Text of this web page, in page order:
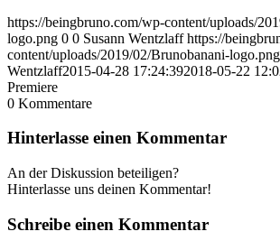
https://beingbruno.com/wp-content/uploads/
logo.png 0 0 Susann Wentzlaff https://
content/uploads/2019/02/Brunobanani-logo.png
Wentzlaff2015-04-28 17:24:392018-05-22
Premiere
0 Kommentare
Hinterlasse einen Kommentar
An der Diskussion beteiligen?
Hinterlasse uns deinen Kommentar!
Schreibe einen Kommentar